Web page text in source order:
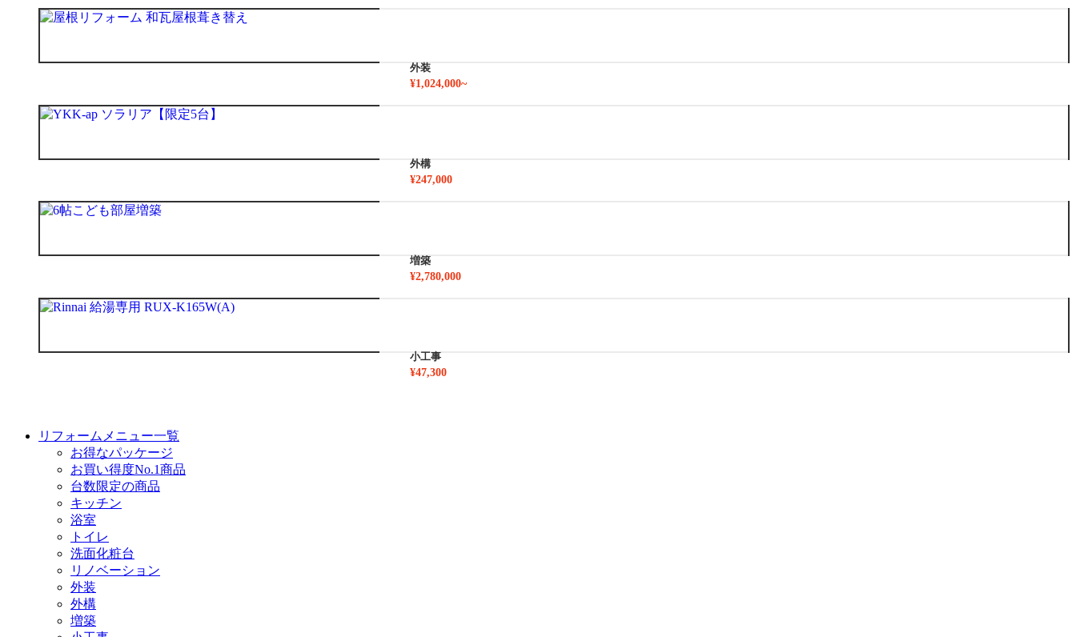
外装
¥1,024,000~
外構
¥247,000
増築
¥2,780,000
小工事
¥47,300
リフォームメニュー一覧
お得なパッケージ
お買い得度No.1商品
台数限定の商品
キッチン
浴室
トイレ
洗面化粧台
リノベーション
外装
外構
増築